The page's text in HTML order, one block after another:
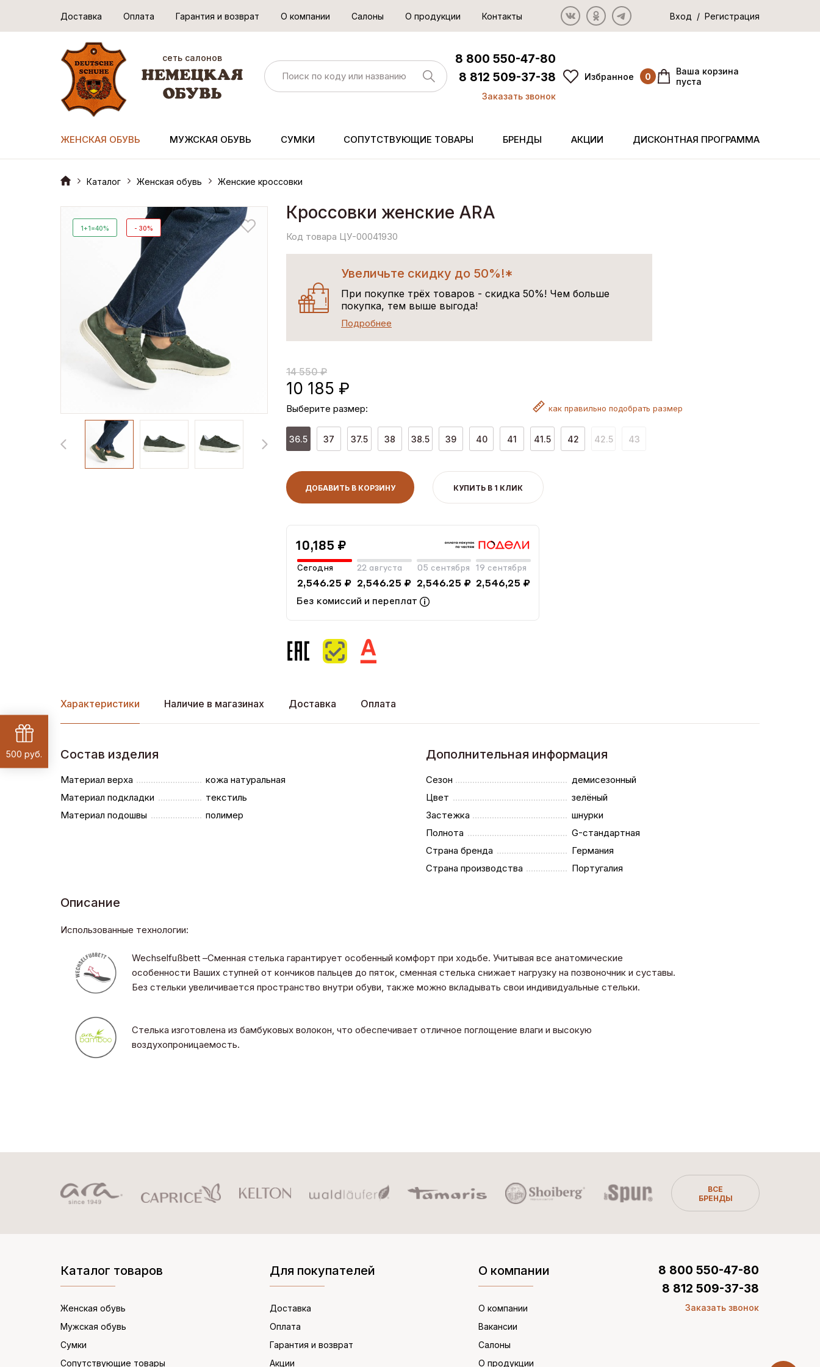
Доставка Оплата Гарантия и возврат О компании Салоны О продукции Контакты Вход / Регистрация
сеть салонов
8 800 550-47-80
8 812 509-37-38
Заказать звонок
Избранное 0
Ваша корзина
пуста
ЖЕНСКАЯ ОБУВЬ МУЖСКАЯ ОБУВЬ СУМКИ СОПУТСТВУЮЩИЕ ТОВАРЫ БРЕНДЫ АКЦИИ ДИСКОНТНАЯ ПРОГРАММА
Каталог Женская обувь Женские кроссовки
1+1=40% - 30%
Кроссовки женские ARA
Код товара ЦУ-00041930
Увеличьте скидку до 50%!*
При покупке трёх товаров - скидка 50%! Чем больше
покупка, тем выше выгода!
Подробнее
14 550 ₽
10 185 ₽
Выберите размер: как правильно подобрать размер
36.5 37 37.5 38 38.5 39 40 41 41.5 42 42.5 43
ДОБАВИТЬ В КОРЗИНУ КУПИТЬ В 1 КЛИК
10,185 ₽
Сегодня
2,546.25 ₽
22 августа
2,546.25 ₽
05 сентября
2,546.25 ₽
19 сентября
2,546,25 ₽
Без комиссий и переплат
Характеристики Наличие в магазинах Доставка Оплата
Состав изделия
Материал верха
кожа натуральная
Материал подкладки
текстиль
Материал подошвы
полимер
Дополнительная информация
Сезон
демисезонный
Цвет
зелёный
Застежка
шнурки
Полнота
G-стандартная
Страна бренда
Германия
Страна производства
Португалия
Описание
Использованные технологии:
Wechselfußbett –Сменная стелька гарантирует особенный комфорт при ходьбе. Учитывая все анатомические
особенности Ваших ступней от кончиков пальцев до пяток, сменная стелька снижает нагрузку на позвоночник и суставы.
Без стельки увеличивается пространство внутри обуви, также можно вкладывать свои индивидуальные стельки.
Стелька изготовлена из бамбуковых волокон, что обеспечивает отличное поглощение влаги и высокую
воздухопроницаемость.
ВСЕ
БРЕНДЫ
Каталог товаров
Женская обувь
Мужская обувь
Сумки
Сопутствующие товары
Для покупателей
Доставка
Оплата
Гарантия и возврат
Акции
О компании
О компании
Вакансии
Салоны
О продукции
8 800 550-47-80
8 812 509-37-38
Заказать звонок
500 руб.